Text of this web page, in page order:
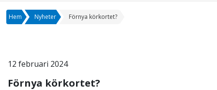
Hem Nyheter Förnya körkortet?
12 februari 2024
Förnya körkortet?